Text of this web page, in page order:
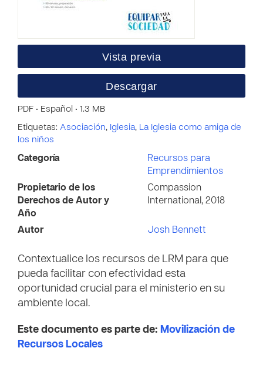
Vista previa
Descargar
PDF • Español • 1.3 MB
Etiquetas: Asociación, Iglesia, La Iglesia como amiga de
los niños
Categoría
Recursos para
Emprendimientos
Propietario de los
Derechos de Autor y
Año
Compassion
International, 2018
Autor Josh Bennett
Contextualice los recursos de LRM para que
pueda facilitar con efectividad esta
oportunidad crucial para el ministerio en su
ambiente local.
Este documento es parte de: Movilización de
Recursos Locales